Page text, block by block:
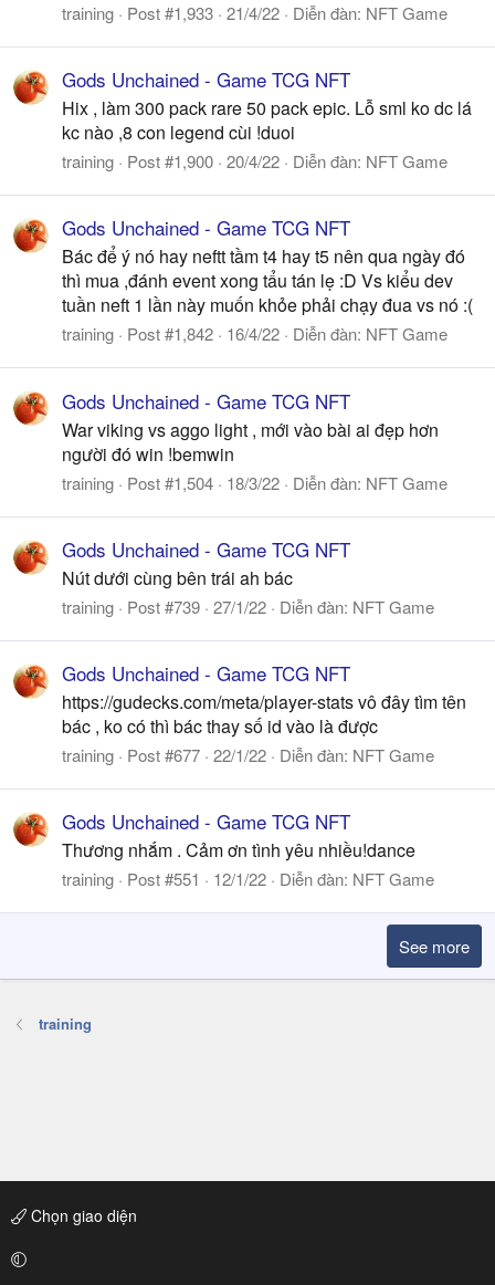
training Post #1,933 21/4/22 Diễn đàn: NFT Game
Gods Unchained - Game TCG NFT
Hix , làm 300 pack rare 50 pack epic. Lỗ sml ko dc lá
kc nào ,8 con legend cùi !duoi
training Post #1,900 20/4/22 Diễn đàn: NFT Game
Gods Unchained - Game TCG NFT
Bác để ý nó hay neftt tầm t4 hay t5 nên qua ngày đó
thì mua ,đánh event xong tẩu tán lẹ :D Vs kiểu dev
tuần neft 1 lần này muốn khỏe phải chạy đua vs nó :(
training Post #1,842 16/4/22 Diễn đàn: NFT Game
Gods Unchained - Game TCG NFT
War viking vs aggo light , mới vào bài ai đẹp hơn
người đó win !bemwin
training Post #1,504 18/3/22 Diễn đàn: NFT Game
Gods Unchained - Game TCG NFT
Nút dưới cùng bên trái ah bác
training Post #739 27/1/22 Diễn đàn: NFT Game
Gods Unchained - Game TCG NFT
https://gudecks.com/meta/player-stats vô đây tìm tên
bác , ko có thì bác thay số id vào là được
training Post #677 22/1/22 Diễn đàn: NFT Game
Gods Unchained - Game TCG NFT
Thương nhắm . Cảm ơn tình yêu nhiều!dance
training Post #551 12/1/22 Diễn đàn: NFT Game
See more
training
Chọn giao diện